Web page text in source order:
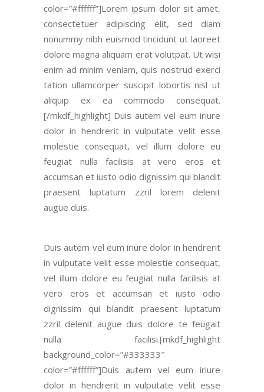
color=”#ffffff”]Lorem ipsum dolor sit amet,
consectetuer adipiscing elit, sed diam
nonummy nibh euismod tincidunt ut laoreet
dolore magna aliquam erat volutpat. Ut wisi
enim ad minim veniam, quis nostrud exerci
tation ullamcorper suscipit lobortis nisl ut
aliquip ex ea commodo consequat.
[/mkdf_highlight] Duis autem vel eum iriure
dolor in hendrerit in vulputate velit esse
molestie consequat, velillum dolore eu
feugiat nulla facilisis at vero eros et
accumsan et iusto odio dignissim qui blandit
praesent luptatum zzril lorem delenit
augue duis.
Duis autem vel eum iriure dolor in hendrerit
in vulputate velit esse molestie consequat,
vel illum dolore eu feugiat nulla facilisis at
vero eros et accumsan et iusto odio
dignissim qui blandit praesent luptatum
zzril delenit augue duis dolore te feugait
nulla facilisi.[mkdf_highlight
background_color=”#333333″
color=”#ffffff”]Duis autem vel eum iriure
dolor in hendrerit in vulputate velit esse